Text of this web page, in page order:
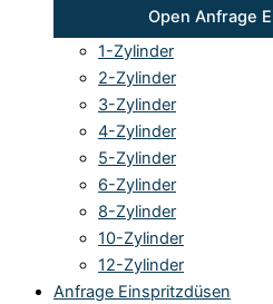
Open Anfrage
1-Zylinder
2-Zylinder
3-Zylinder
4-Zylinder
5-Zylinder
6-Zylinder
8-Zylinder
10-Zylinder
12-Zylinder
Anfrage Einspritzdüsen